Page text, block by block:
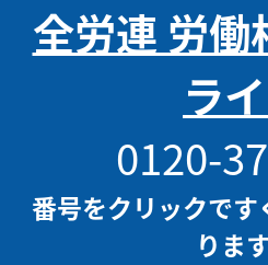
全労連 労働
ラ
0120-
番号をクリックで
ります